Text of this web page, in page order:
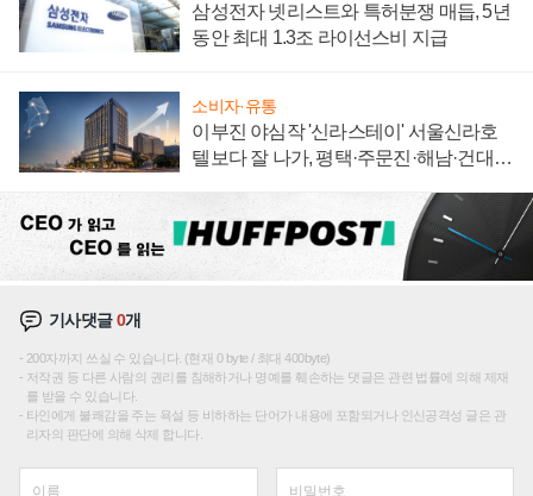
삼성전자 넷리스트와 특허분쟁 매듭, 5년
동안 최대 1.3조 라이선스비 지급
소비자·유통
이부진 야심작 '신라스테이' 서울신라호
텔보다 잘 나가, 평택·주문진·해남·건대로
기사댓글0개
200자까지 쓰실 수 있습니다. (현재 0 byte / 최대 400byte)
저작권 등 다른 사람의 권리를 침해하거나 명예를 훼손하는 댓글은 관련 법률에 의해 제재
를 받을 수 있습니다.
타인에게 불쾌감을 주는 욕설 등 비하하는 단어가 내용에 포함되거나 인신공격성 글은 관
리자의 판단에 의해 삭제 합니다.